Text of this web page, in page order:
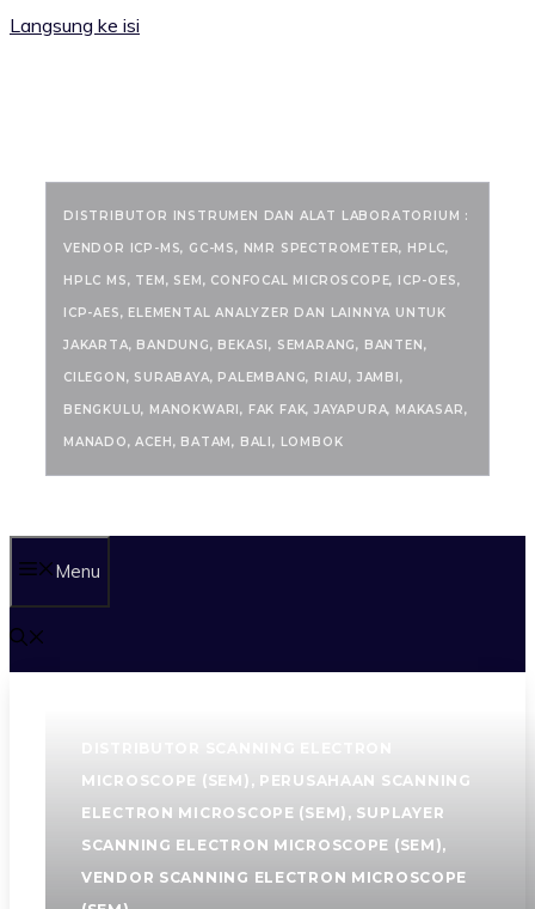
Langsung ke isi
DISTRIBUTOR INSTRUMEN DAN ALAT LABORATORIUM :
VENDOR ICP-MS, GC-MS, NMR SPECTROMETER, HPLC,
HPLC MS, TEM, SEM, CONFOCAL MICROSCOPE, ICP-OES,
ICP-AES, ELEMENTAL ANALYZER DAN LAINNYA UNTUK
JAKARTA, BANDUNG, BEKASI, SEMARANG, BANTEN,
CILEGON, SURABAYA, PALEMBANG, RIAU, JAMBI,
BENGKULU, MANOKWARI, FAK FAK, JAYAPURA, MAKASAR,
MANADO, ACEH, BATAM, BALI, LOMBOK
Menu
MICROSCOPE (SEM) , PERUSAHAAN SCANNING
ELECTRON MICROSCOPE (SEM) , SUPLAYER
SCANNING ELECTRON MICROSCOPE (SEM),
VENDOR SCANNING ELECTRON MICROSCOPE